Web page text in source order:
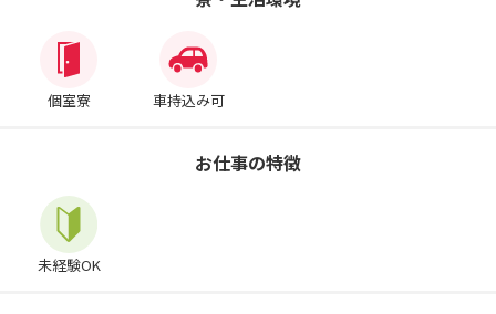
個室寮 車持込み可
お仕事の特徴
未経験OK